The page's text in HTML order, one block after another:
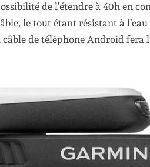
de l’étendre à 40h en
le tout étant résistant à
câble de téléphone Android fera